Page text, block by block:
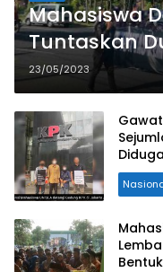
Mahasiswa
Tuntaskan
Beasiswa
Bakal ada
23/05/2023